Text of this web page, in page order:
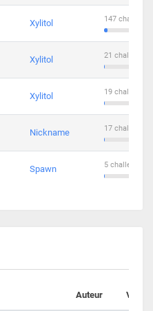
Xylitol 147
Xylitol 21
Xylitol 19
Nickname 17
Spawn 5 challengers
Auteur